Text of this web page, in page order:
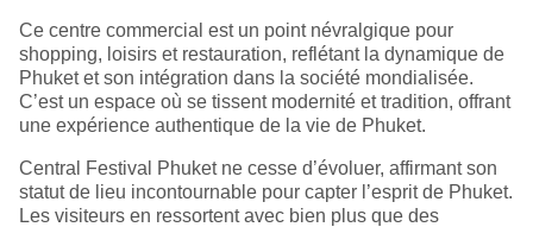
Ce centre commercial est un point névralgique pour
shopping, loisirs et restauration, reflétant la dynamique de
Phuket et son intégration dans la société mondialisée.
C’est un espace où se tissent modernité et tradition, offrant
une expérience authentique de la vie de Phuket.
Central Festival Phuket ne cesse d’évoluer, affirmant son
statut de lieu incontournable pour capter l’esprit de Phuket.
Les visiteurs en ressortent avec bien plus que des